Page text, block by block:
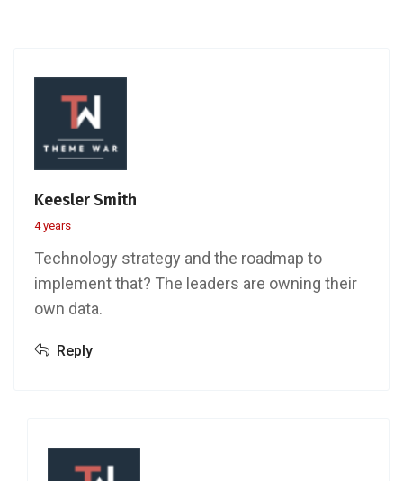
Keesler Smith
4 years
Technology strategy and the roadmap to
implement that? The leaders are owning their
own data.
Reply